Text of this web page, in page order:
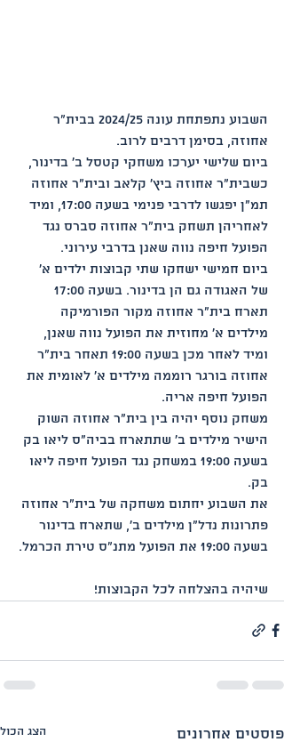
השבוע נתפתחת עונה 2024/25 בבית"ר
אחוזה, בסימן דרבים לרוב.
ביום שלישי יערכו משחקי קטסל ב' בדינור,
כשבית"ר אחוזה ביץ' קלאב ובית"ר אחוזה
תמ"ן יפגשו לדרבי פנימי בשעה 17:00, ומיד
לאחריהן תשחק בית"ר אחוזה סברס נגד
הפועל חיפה נווה שאנן בדרבי עירוני.
ביום חמישי ישחקו שתי קבוצות ילדים א'
תארח בית"ר אחוזה מקור הפורמיקה
מילדים א' מחוזית את הפועל נווה שאנן,
ומיד לאחר מכן בשעה 19:00 תאחר בית"ר
אחוזה בורגר רוממה מילדים א' לאומית את
הפועל חיפה אריה.
משחק נוסף יהיה בין בית"ר אחוזה השוק
הישיר מילדים ב' שתתארח בביה"ס ליאו בק
בשעה 19:00 במשחק נגד הפועל חיפה ליאו
בק.
את השבוע יחתום משחקה של בית"ר אחוזה
פתרונות נדל"ן מילדים ב', שתארח בדינור
בשעה 19:00 את הפועל מתנ"ס טירת הכרמל.
שיהיה בהצלחה לכל הקבוצות!
פוסטים אחרונים הצג הכול